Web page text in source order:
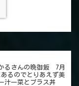
るさんの晩御飯 7月
るのでとりあえず美
汁一菜とプラス丼